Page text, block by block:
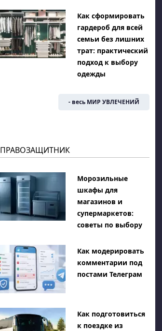
Как сформировать
гардероб для всей
семьи без лишних
трат: практический
подход к выбору
одежды
- весь МИР УВЛЕЧЕНИЙ
ПРАВОЗАЩИТНИК
Морозильные
шкафы для
магазинов и
супермаркетов:
советы по выбору
Как модерировать
комментарии под
постами Телеграм
Как подготовиться
к поездке из